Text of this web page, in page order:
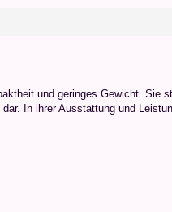
und geringes Gewicht. Sie
In ihrer Ausstattung und